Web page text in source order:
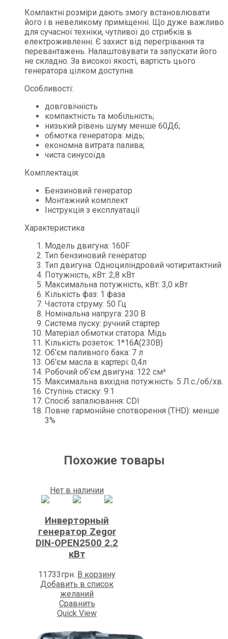
Компактні розміри дають змогу встановлювати
його і в невеликому приміщенні. Що дуже важливо
для сучасної техніки, чутливої до стрибків в
електроживленні. Є захист від перегрівання та
перевантажень. Налаштовувати та запускати його
не складно. За високої якості, вартість цього
генератора цілком доступна.
Особливості:
довговічність
компактність та мобільність;
низький рівень шуму менше 60Дб;
обмотка генератора: мідь;
економна витрата палива;
чиста синусоїда.
Комплектація:
Бензиновий генератор
Монтажний комплект
Інструкція з експлуатації
Характеристика
Модель двигуна: 160F
Тип бензиновий генератор
Тип двигуна: Одноциліндровий чотиритактний
Потужність, кВт: 2,8 кВт
Максимальна потужність, кВт: 3,0 кВт
Кількість фаз: 1 фаза
Частота струму: 50 Гц
Номінальна напруга: 230 В
Система пуску: ручний стартер
Матеріал обмотки статора: Мідь
Кількість розеток: 1*16А(230В)
Об’єм паливного бака: 7 л
Об’єм масла в картері: 0,4л
Робочий об’єм двигуна: 122 см³
Максимальна вихідна потужність: 5 Л.с./об/хв.
Ступінь стиску: 9:1
Спосіб запалювання: CDI
Повне гармонійне спотворення (THD): менше
3%
Похожие товары
Нет в наличии
Инверторный
генератор Zegor
DIN-OPEN2500 2.2
кВт
11733грн. В корзину
Добавить в список
желаний
Сравнить
Quick View